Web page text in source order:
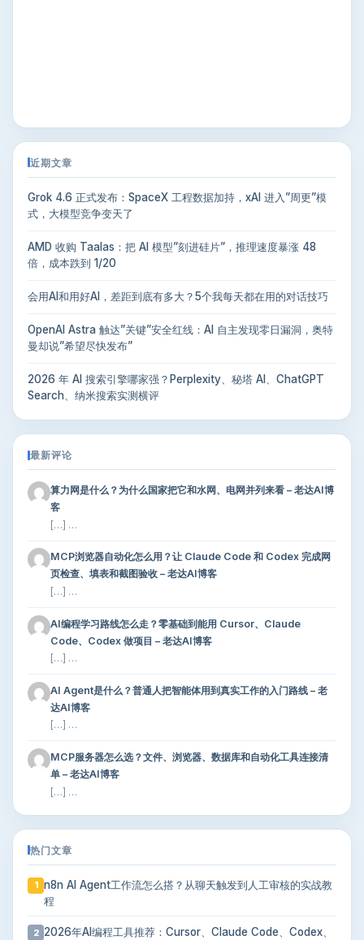
近期文章
Grok 4.6 正式发布：SpaceX 工程数据加持，xAI 进入”周更”模
式，大模型竞争变天了
AMD 收购 Taalas：把 AI 模型”刻进硅片”，推理速度暴涨 48
倍，成本跌到 1/20
会用AI和用好AI，差距到底有多大？5个我每天都在用的对话技巧
OpenAI Astra 触达”关键”安全红线：AI 自主发现零日漏洞，奥特
曼却说”希望尽快发布”
2026 年 AI 搜索引擎哪家强？Perplexity、秘塔 AI、ChatGPT
Search、纳米搜索实测横评
最新评论
算力网是什么？为什么国家把它和水网、电网并列来看 – 老达AI博
客
[…] …
MCP浏览器自动化怎么用？让 Claude Code 和 Codex 完成网
页检查、填表和截图验收 – 老达AI博客
[…] …
AI编程学习路线怎么走？零基础到能用 Cursor、Claude
Code、Codex 做项目 – 老达AI博客
[…] …
AI Agent是什么？普通人把智能体用到真实工作的入门路线 – 老
达AI博客
[…] …
MCP服务器怎么选？文件、浏览器、数据库和自动化工具连接清
单 – 老达AI博客
[…] …
热门文章
1
n8n AI Agent工作流怎么搭？从聊天触发到人工审核的实战教
程
2 2026年AI编程工具推荐：Cursor、Claude Code、Codex、